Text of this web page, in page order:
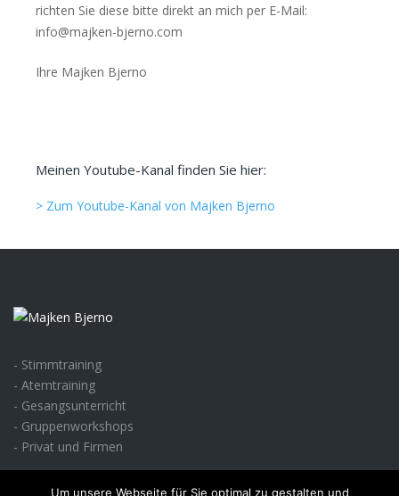
richten Sie diese bitte direkt an mich per E-Mail:
info@majken-bjerno.com
Ihre Majken Bjerno
Meinen Youtube-Kanal finden Sie hier:
> Zum Youtube-Kanal von Majken Bjerno
- Stimmtraining
- Atemtraining
- Gesangsunterricht
- Gruppenworkshops
- Privat und Firmen
Um unsere Webseite für Sie optimal zu gestalten und